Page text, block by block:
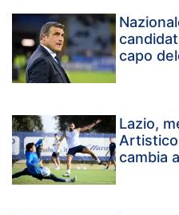
capo
Lazio,
cambia